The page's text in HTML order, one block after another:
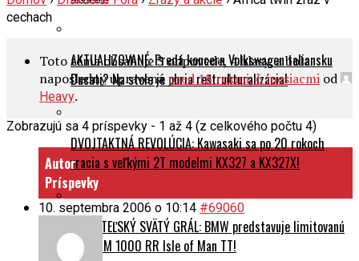
AKTUALIZOVANÉ: Predá koncern Volkswagen taliansku
Ducati? Na stole je obria reštrukturalizácia!
DVOJTAKTNÁ REVOLÚCIA: Kawasaki sa po 20 rokoch
vracia s veľkými 2T modelmi KX327 a KX327X!
ZBERATEĽSKÝ SVÄTÝ GRÁL: BMW predstavuje limitovanú
edíciu M 1000 RR Isle of Man TT!
cechach
Toto téma obsahuje 3 odpovede, 4 hlasy, a bola
naposledny upravenápred 18 rokmi, 6 mesiacmi od
Heavy.
Zobrazujú sa 4 príspevky - 1 až 4 (z celkového počtu 4)
Autor
Príspevky
10. septembra 2006 o 10:14 #69060